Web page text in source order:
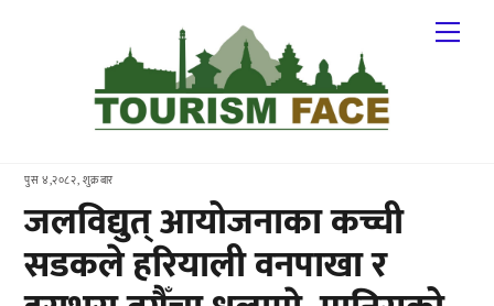
पुस ४,२०८२, शुक्रबार
जलविद्युत् आयोजनाका कच्ची
सडकले हरियाली वनपाखा र